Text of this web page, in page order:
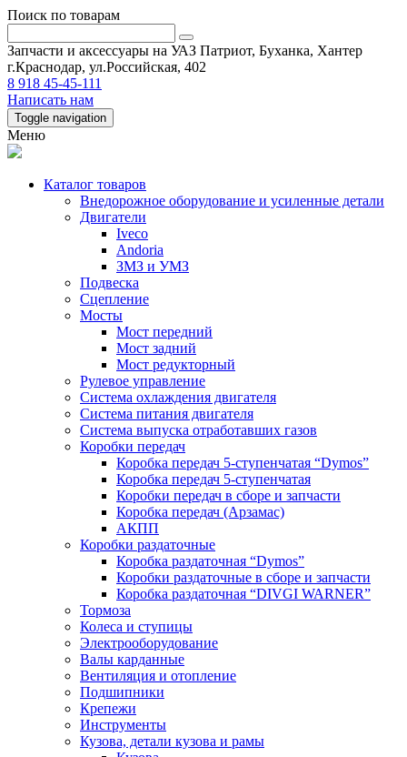
Поиск по товарам
Запчасти и аксессуары на УАЗ Патриот, Буханка, Хантер
г.Краснодар, ул.Российская, 402
8 918 45-45-111
Написать нам
Toggle navigation
Меню
Каталог товаров
Внедорожное оборудование и усиленные детали
Двигатели
Iveco
Andoria
ЗМЗ и УМЗ
Подвеска
Сцепление
Мосты
Мост передний
Мост задний
Мост редукторный
Рулевое управление
Система охлаждения двигателя
Система питания двигателя
Система выпуска отработавших газов
Коробки передач
Коробка передач 5-ступенчатая “Dymos”
Коробка передач 5-ступенчатая
Коробки передач в сборе и запчасти
Коробка передач (Арзамас)
АКПП
Коробки раздаточные
Коробка раздаточная “Dymos”
Коробки раздаточные в сборе и запчасти
Коробка раздаточная “DIVGI WARNER”
Тормоза
Колеса и ступицы
Электрооборудование
Валы карданные
Вентиляция и отопление
Подшипники
Крепежи
Инструменты
Кузова, детали кузова и рамы